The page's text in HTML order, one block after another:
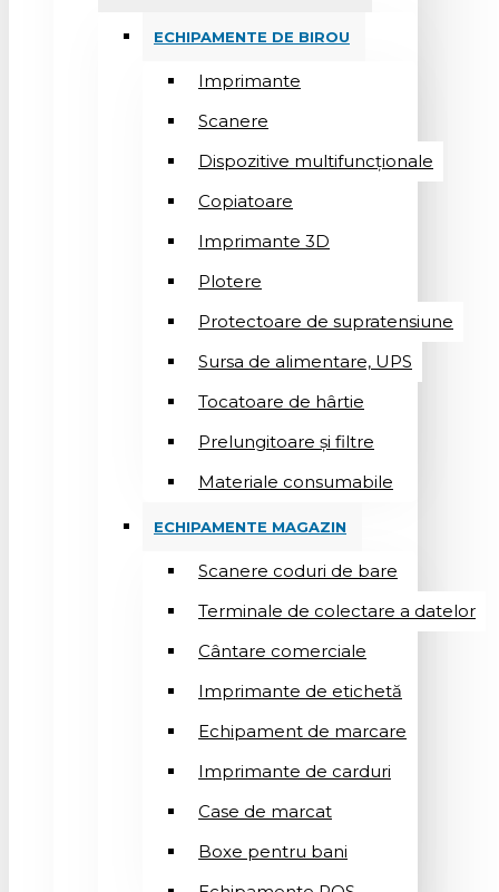
ECHIPAMENTE DE BIROU
Imprimante
Scanere
Dispozitive multifuncționale
Copiatoare
Imprimante 3D
Plotere
Protectoare de supratensiune
Sursa de alimentare, UPS
Tocatoare de hârtie
Prelungitoare și filtre
Materiale consumabile
ECHIPAMENTE MAGAZIN
Scanere coduri de bare
Terminale de colectare a datelor
Cântare comerciale
Imprimante de etichetă
Echipament de marcare
Imprimante de carduri
Case de marcat
Boxe pentru bani